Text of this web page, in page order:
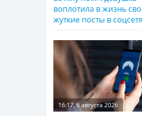
воплотила в жизнь
жуткие посты в
16:17, 6 августа 2026